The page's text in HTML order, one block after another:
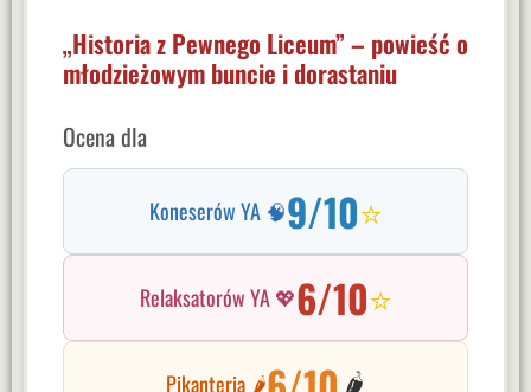
„Historia z Pewnego Liceum” – powieść o
młodzieżowym buncie i dorastaniu
Ocena dla
Koneserów YA 🧠9/10⭐
Relaksatorów YA 💖6/10⭐
Pikanteria 🌶️